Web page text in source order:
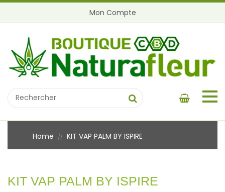
Mon Compte
Home // KIT VAP PALM BY ISPIRE
KIT VAP PALM BY ISPIRE